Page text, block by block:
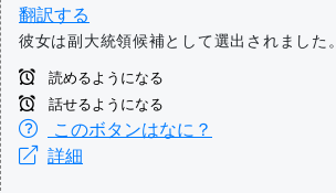
翻訳する
彼女は副大統領候補として選出されました。
読めるようになる
話せるようになる
このボタンはなに？
詳細